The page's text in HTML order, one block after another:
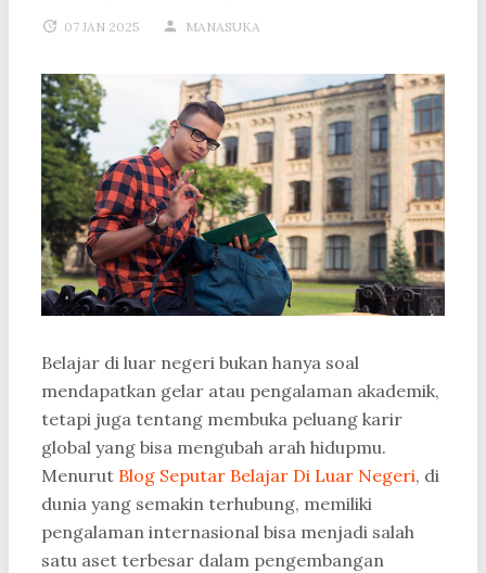
07 JAN 2025 MANASUKA
Belajar di luar negeri bukan hanya soal
mendapatkan gelar atau pengalaman akademik,
tetapi juga tentang membuka peluang karir
global yang bisa mengubah arah hidupmu.
Menurut Blog Seputar Belajar Di Luar Negeri, di
dunia yang semakin terhubung, memiliki
pengalaman internasional bisa menjadi salah
satu aset terbesar dalam pengembangan